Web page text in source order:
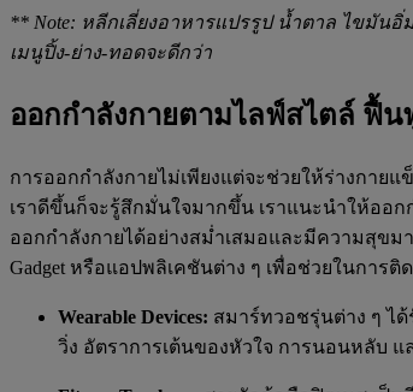
** Note: หลีกเลี่ยงอาหารแปรรูป น้ำตาล ไขมัน
เมนูปิ้ง-ย่าง-ทอดจะดีกว่า
ออกกำลังกายตามไลฟ์สไตล์ ฟื้น
การออกกำลังกายไม่เพียงแต่จะช่วยให้ร่างกาย
เราดีขึ้นก็จะรู้สึกมั่นใจมากขึ้น เราแนะนำให้ออ
ออกกำลังกายได้อย่างสม่ำเสมอและมีความสุข
Gadget หรือแอปพลิเคชันต่าง ๆ เพื่อช่วยในการ
Wearable Devices: สมาร์ทวอชรุ่นต่าง ๆ ไ
วิ่ง อัตราการเต้นของหัวใจ การนอนหลับ